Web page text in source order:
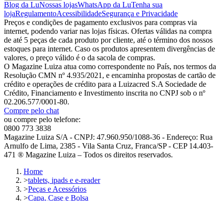
Blog da LuNossas lojasWhatsApp da LuTenha sua
lojaRegulamentoAcessibilidadeSegurança e Privacidade
Preços e condições de pagamento exclusivos para compras via
internet, podendo variar nas lojas físicas. Ofertas válidas na compra
de até 5 peças de cada produto por cliente, até o término dos nossos
estoques para internet. Caso os produtos apresentem divergências de
valores, o preço válido é o da sacola de compras.
O Magazine Luiza atua como correspondente no País, nos termos da
Resolução CMN nº 4.935/2021, e encaminha propostas de cartão de
crédito e operações de crédito para a Luizacred S.A Sociedade de
Crédito, Financiamento e Investimento inscrita no CNPJ sob o nº
02.206.577/0001-80.
Compre pelo chat
ou compre pelo telefone:
0800 773 3838
Magazine Luiza S/A - CNPJ: 47.960.950/1088-36 - Endereço: Rua
Arnulfo de Lima, 2385 - Vila Santa Cruz, Franca/SP - CEP 14.403-
471 ® Magazine Luiza – Todos os direitos reservados.
Home
>tablets, ipads e e-reader
>Peças e Acessórios
>Capa, Case e Bolsa